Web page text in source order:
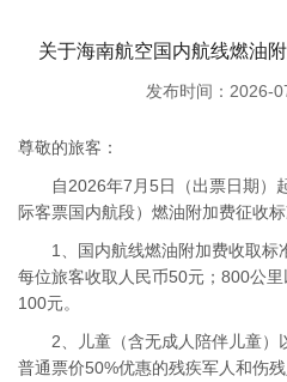
关于海南航空国内航线燃油
发布时间：2026-
尊敬的旅客：
自2026年7月5日（出票日期）
际客票国内航段）燃油附加费征收标
1、国内航线燃油附加费收取标
每位旅客收取人民币50元；800公
100元。
2、儿童（含无成人陪伴儿童）
普通票价50%优惠的残疾军人和伤